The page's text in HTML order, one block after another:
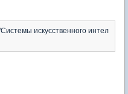
искусственного интел